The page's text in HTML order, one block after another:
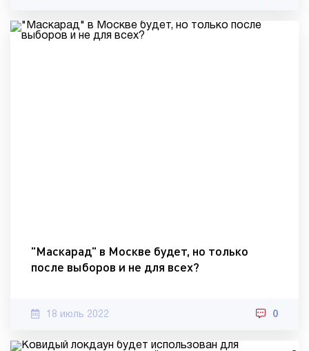
"Маскарад" в Москве будет, но только
после выборов и не для всех?
18 июль 2022 0